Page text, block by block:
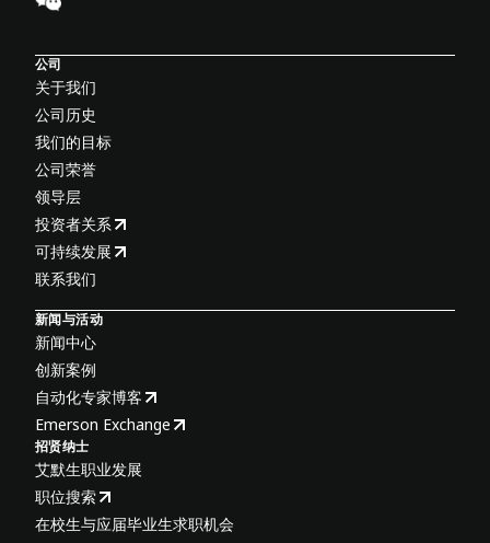
公司
关于我们
公司历史
我们的目标
公司荣誉
领导层
投资者关系
可持续发展
联系我们
新闻与活动
新闻中心
创新案例
自动化专家博客
Emerson Exchange
招贤纳士
艾默生职业发展
职位搜索
在校生与应届毕业生求职机会